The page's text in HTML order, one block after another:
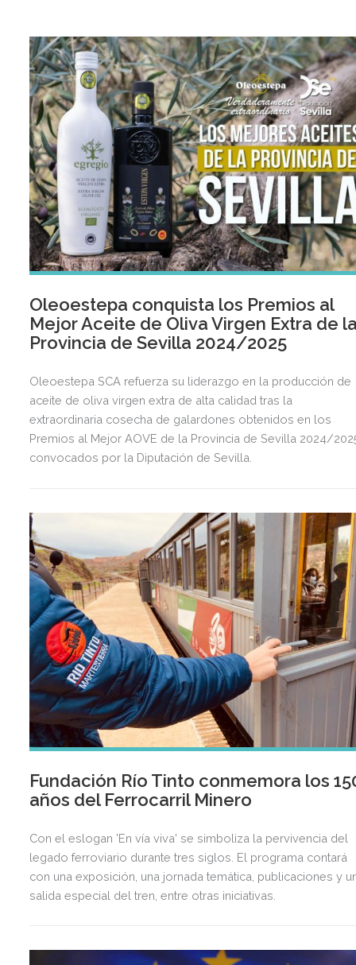
Oleoestepa conquista los Premios al
Mejor Aceite de Oliva Virgen Extra de
Provincia de Sevilla 2024/2025
Oleoestepa SCA refuerza su liderazgo en la producción de
aceite de oliva virgen extra de alta calidad tras la
extraordinaria cosecha de galardones obtenidos en los
Premios al Mejor AOVE de la Provincia de Sevilla 2024/
convocados por la Diputación de Sevilla.
Fundación Río Tinto conmemora los
años del Ferrocarril Minero
Con el eslogan 'En vía viva' se simboliza la pervivencia del
legado ferroviario durante tres siglos. El programa contará
con una exposición, una jornada temática, publicaciones y
salida especial del tren, entre otras iniciativas.